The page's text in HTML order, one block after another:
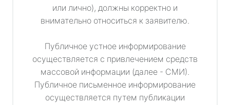
или лично), должны корректно и
внимательно относиться к заявителю.
Публичное устное информирование
осуществляется с привлечением средств
массовой информации (далее - СМИ).
Публичное письменное информирование
осуществляется путем публикации